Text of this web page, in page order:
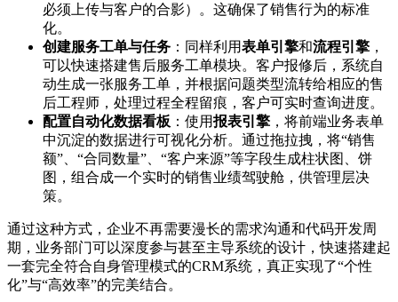
必须上传与客户的合影）。这确保了销售行为的标准
化。
创建服务工单与任务 ：同样利用表单引擎和流程引擎 ，
可以快速搭建售后服务工单模块。客户报修后，系统自
动生成一张服务工单，并根据问题类型流转给相应的售
后工程师，处理过程全程留痕，客户可实时查询进度。
配置自动化数据看板 ：使用报表引擎 ，将前端业务表单
中沉淀的数据进行可视化分析。通过拖拉拽，将“销售
额”、“合同数量”、“客户来源”等字段生成柱状图、饼
图，组合成一个实时的销售业绩驾驶舱，供管理层决
策。
通过这种方式，企业不再需要漫长的需求沟通和代码开发周
期，业务部门可以深度参与甚至主导系统的设计，快速搭建起
一套完全符合自身管理模式的CRM系统，真正实现了“个性
化”与“高效率”的完美结合。